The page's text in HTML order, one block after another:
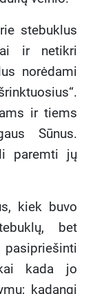
stebuklus
ir netikri
norėdami
ir tiems
Sūnus.
paremti jų
kiek buvo
bet
kada jo
kadangi